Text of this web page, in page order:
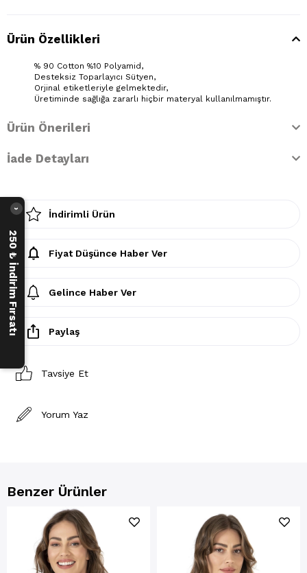
Ürün Özellikleri
% 90 Cotton %10 Polyamid,
Desteksiz Toparlayıcı Sütyen,
Orjinal etiketleriyle gelmektedir,
Üretiminde sağlığa zararlı hiçbir materyal kullanılmamıştır.
Ürün Önerileri
İade Detayları
İndirimli Ürün
Fiyat Düşünce Haber Ver
Gelince Haber Ver
Paylaş
Tavsiye Et
Yorum Yaz
Benzer Ürünler
250 ₺ İndirim Fırsatı
›